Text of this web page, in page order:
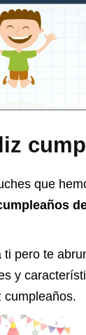
que
pero te
y
cumpleaños.